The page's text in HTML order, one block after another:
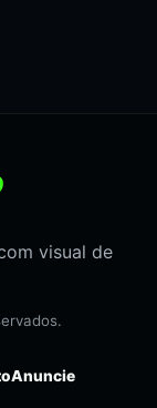
visual de
Anuncie